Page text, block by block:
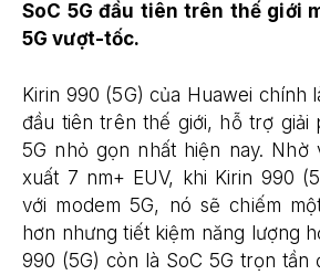
SoC 5G đầu tiên trên thế giới
5G vượt-tốc.
Kirin 990 (5G) của Huawei chính
đầu tiên trên thế giới, hỗ trợ giải
5G nhỏ gọn nhất hiện nay. Nhờ
xuất 7 nm+ EUV, khi Kirin 990
với modem 5G, nó sẽ chiếm
hơn nhưng tiết kiệm năng lượng
990 (5G) còn là SoC 5G trọn tần